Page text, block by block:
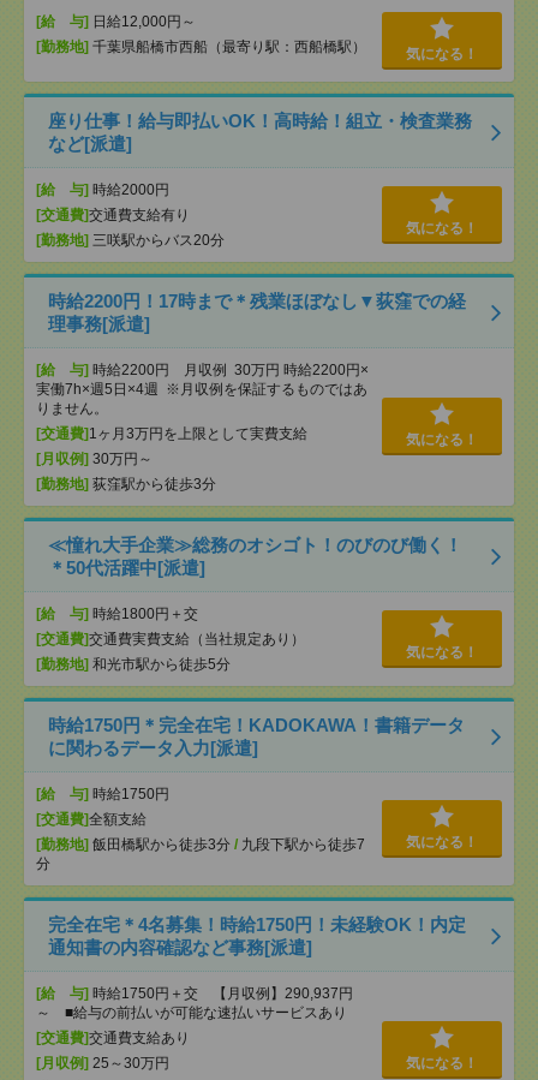
[給 与] 日給12,000円～
[勤務地] 千葉県船橋市西船（最寄り駅：西船橋駅） 気になる！
座り仕事！給与即払いOK！高時給！組立・検査業務
など[派遣]
[給 与] 時給2000円
[交通費]交通費支給有り
[勤務地] 三咲駅からバス20分
気になる！
時給2200円！17時まで＊残業ほぼなし▼荻窪での経
理事務[派遣]
[給 与] 時給2200円 月収例 30万円 時給2200円×
実働7h×週5日×4週 ※月収例を保証するものではあ
りません。
[交通費] 1ヶ月3万円を上限として実費支給
[月収例] 30万円～
[勤務地] 荻窪駅から徒歩3分
気になる！
≪憧れ大手企業≫総務のオシゴト！のびのび働く！
＊50代活躍中[派遣]
[給 与] 時給1800円＋交
[交通費]交通費実費支給（当社規定あり）
[勤務地] 和光市駅から徒歩5分
気になる！
時給1750円＊完全在宅！KADOKAWA！書籍データ
に関わるデータ入力[派遣]
[給 与] 時給1750円
[交通費]全額支給
[勤務地] 飯田橋駅から徒歩3分 / 九段下駅から徒歩7
分
気になる！
完全在宅＊4名募集！時給1750円！未経験OK！内定
通知書の内容確認など事務[派遣]
[給 与] 時給1750円＋交 【月収例】290,937円
～ ■給与の前払いが可能な速払いサービスあり
[交通費]交通費支給あり
[月収例] 25～30万円
気になる！